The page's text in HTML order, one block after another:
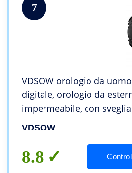
7
VDSOW orologio da
digitale, orologio da
impermeabile, con
militare, con
VDSOW
8.8